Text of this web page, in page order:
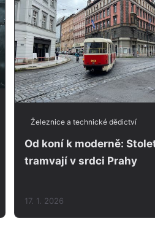
Železnice a technické dědictví
Od koní k moderně:
tramvají v srdci Prahy
17. 1. 2026